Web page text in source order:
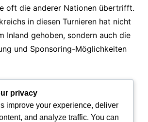
oft die anderer Nationen übertrifft.
in diesen Turnieren hat nicht
Inland gehoben, sondern auch die
und Sponsoring-Möglichkeiten
Analyse der
in Europa
privacy
improve your experience, deliver
and analyze traffic. You can